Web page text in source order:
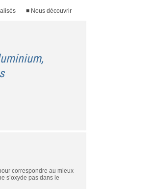
■ Nous découvrir
correspondre au mieux
s’oxyde pas dans le